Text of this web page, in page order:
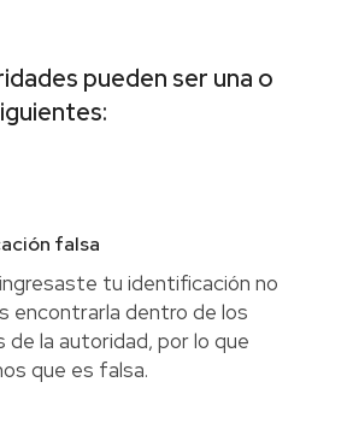
pueden ser una o
falsa
tu identificación no
encontrarla dentro de los
de la autoridad, por lo que
que es falsa.